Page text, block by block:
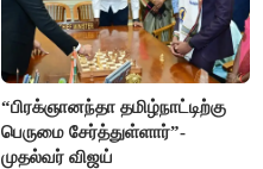
“பிரக்ஞானந்தா தமிழ்நாட்டிற்கு
பெருமை சேர்த்துள்ளார்”-
முதல்வர் விஜய்